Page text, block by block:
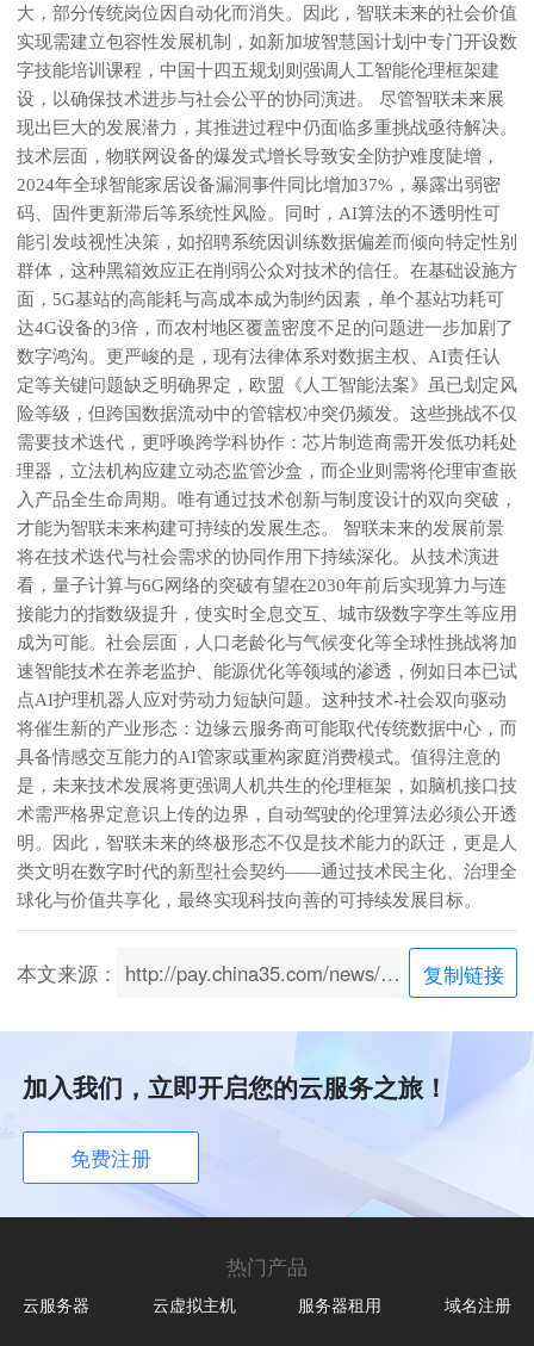
大，部分传统岗位因自动化而消失。因此，智联未来的社会价值
实现需建立包容性发展机制，如新加坡智慧国计划中专门开设数
字技能培训课程，中国十四五规划则强调人工智能伦理框架建
设，以确保技术进步与社会公平的协同演进。 尽管智联未来展
现出巨大的发展潜力，其推进过程中仍面临多重挑战亟待解决。
技术层面，物联网设备的爆发式增长导致安全防护难度陡增，
2024年全球智能家居设备漏洞事件同比增加37%，暴露出弱密
码、固件更新滞后等系统性风险。同时，AI算法的不透明性可
能引发歧视性决策，如招聘系统因训练数据偏差而倾向特定性别
群体，这种黑箱效应正在削弱公众对技术的信任。在基础设施方
面，5G基站的高能耗与高成本成为制约因素，单个基站功耗可
达4G设备的3倍，而农村地区覆盖密度不足的问题进一步加剧了
数字鸿沟。更严峻的是，现有法律体系对数据主权、AI责任认
定等关键问题缺乏明确界定，欧盟《人工智能法案》虽已划定风
险等级，但跨国数据流动中的管辖权冲突仍频发。这些挑战不仅
需要技术迭代，更呼唤跨学科协作：芯片制造商需开发低功耗处
理器，立法机构应建立动态监管沙盒，而企业则需将伦理审查嵌
入产品全生命周期。唯有通过技术创新与制度设计的双向突破，
才能为智联未来构建可持续的发展生态。 智联未来的发展前景
将在技术迭代与社会需求的协同作用下持续深化。从技术演进
看，量子计算与6G网络的突破有望在2030年前后实现算力与连
接能力的指数级提升，使实时全息交互、城市级数字孪生等应用
成为可能。社会层面，人口老龄化与气候变化等全球性挑战将加
速智能技术在养老监护、能源优化等领域的渗透，例如日本已试
点AI护理机器人应对劳动力短缺问题。这种技术-社会双向驱动
将催生新的产业形态：边缘云服务商可能取代传统数据中心，而
具备情感交互能力的AI管家或重构家庭消费模式。值得注意的
是，未来技术发展将更强调人机共生的伦理框架，如脑机接口技
术需严格界定意识上传的边界，自动驾驶的伦理算法必须公开透
明。因此，智联未来的终极形态不仅是技术能力的跃迁，更是人
类文明在数字时代的新型社会契约——通过技术民主化、治理全
球化与价值共享化，最终实现科技向善的可持续发展目标。
本文来源： http://pay.china35.com/news/content/491.html 复制链接
加入我们，立即开启您的云服务之旅！
免费注册
热门产品
云服务器 云虚拟主机 服务器租用 域名注册